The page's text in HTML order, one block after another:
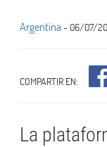
Argentina - 06/07/
COMPARTIR EN:
La